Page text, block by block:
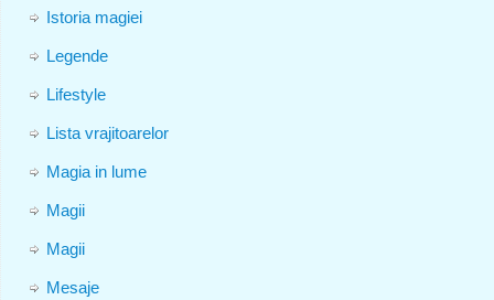
Istoria magiei
Legende
Lifestyle
Lista vrajitoarelor
Magia in lume
Magii
Magii
Mesaje